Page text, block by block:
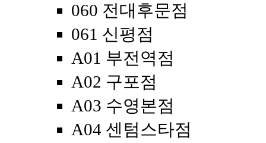
060 전대후문점
061 신평점
A01 부전역점
A02 구포점
A03 수영본점
A04 센텀스타점